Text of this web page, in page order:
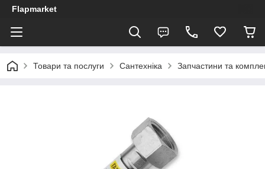
Flapmarket
Товари та послуги Сантехніка Запчастини та